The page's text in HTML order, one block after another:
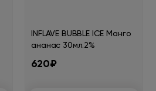
INFLAVE BUBBLE ICE Манго
ананас 30мл.2%
620₽